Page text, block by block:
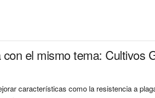
el mismo tema: Cultivos
características como la resistencia a